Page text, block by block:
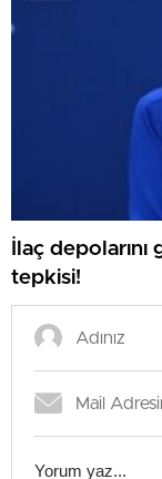
İlaç depolarını
tepkisi!